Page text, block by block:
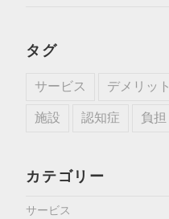
タグ
サービス デメリット
施設 認知症 負担
カテゴリー
サービス